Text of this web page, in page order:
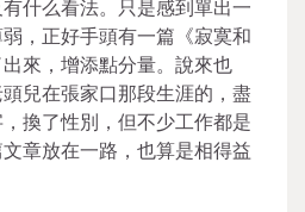
什么看法。只是感到單出一
，正好手頭有一篇《寂寞和
來，增添點分量。說來也
兒在張家口那段生涯的，盡
換了性別，但不少工作都是
章放在一路，也算是相得益